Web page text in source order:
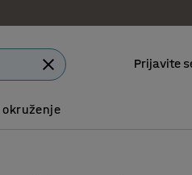
Prijavite
okruženje